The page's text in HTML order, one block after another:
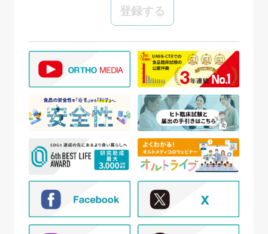
当社では、個人情報の保護管理者として個人情報保
護管理者を任命し、個人情報保護法、その他関連す
【個人情報の取得と利用目的】
当社は、以下の場合に個人情報を取得、および利用
いたします。
(ア) モニター試験に参加頂く方の個人情報について
① WEBサイトの運営管理 (メールマガジン配
信、対象者の抽出を含む)
② 新規モニター試験の参加者募集および管理
③ モニター試験参加者への条件確認、連絡
④ モニター試験参加者への謝礼の支払い
⑤ モニター様からのお問い合わせ・ご要望への
対応